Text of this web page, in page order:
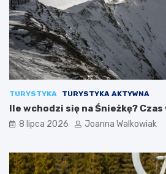
TURYSTYKA TURYSTYKA AKTYWNA
Ile wchodzi się na Śnieżkę?
8 lipca 2026 Joanna Walkowiak